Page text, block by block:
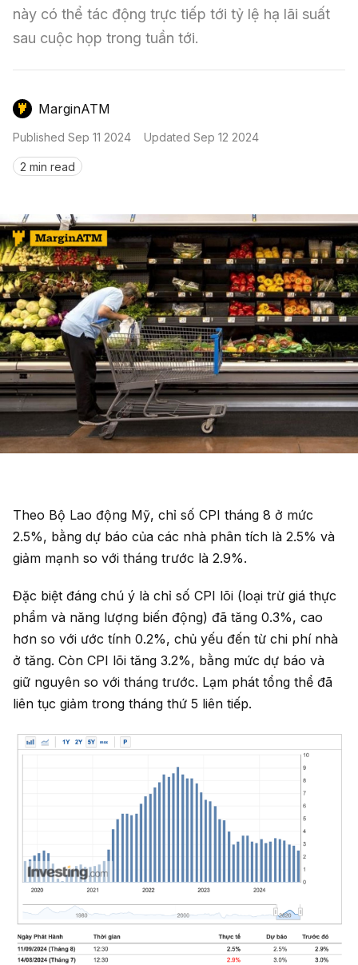
Kinh Nghiệm Đầu Tư
Sàn Giao Dịch
Mô Hình Biểu Đồ Giá
GameFi
Sign in
này có thể tác động trực tiếp tới tỷ lệ hạ lãi suất
sau cuộc họp trong tuần tới.
MarginATM
Published Sep 11 2024 Updated Sep 12 2024
2 min read
Theo Bộ Lao động Mỹ, chỉ số CPI tháng 8 ở mức
2.5%, bằng dự báo của các nhà phân tích là 2.5% và
giảm mạnh so với tháng trước là 2.9%.
Đặc biệt đáng chú ý là chỉ số CPI lõi (loại trừ giá thực
phẩm và năng lượng biến động) đã tăng 0.3%, cao
hơn so với ước tính 0.2%, chủ yếu đến từ chi phí nhà
ở tăng. Còn CPI lõi tăng 3.2%, bằng mức dự báo và
giữ nguyên so với tháng trước. Lạm phát tổng thể đã
liên tục giảm trong tháng thứ 5 liên tiếp.